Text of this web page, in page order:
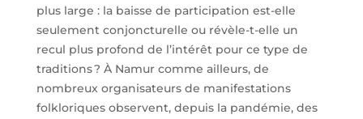
plus large : la baisse de participation est-elle
seulement conjoncturelle ou révèle-t-elle un
recul plus profond de l’intérêt pour ce type de
traditions ? À Namur comme ailleurs, de
nombreux organisateurs de manifestations
folkloriques observent, depuis la pandémie, des